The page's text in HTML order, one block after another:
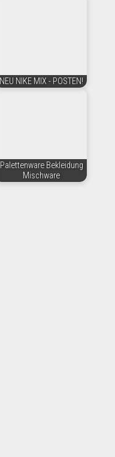
NEU NIKE MIX - POSTEN!
Palettenware Bekleidung
Mischware